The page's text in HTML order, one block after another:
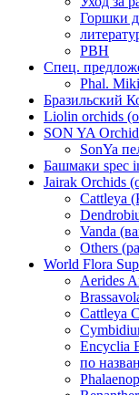
Горшки
РВН
Спец.
Phal.
Бразильский
Liolin orchids
SON YA
SonYa
Башмаки spec
Jairak Orchids
Cattleya
Vanda
Others
World Flora
Aerides
Cattleya
Encyclia
по